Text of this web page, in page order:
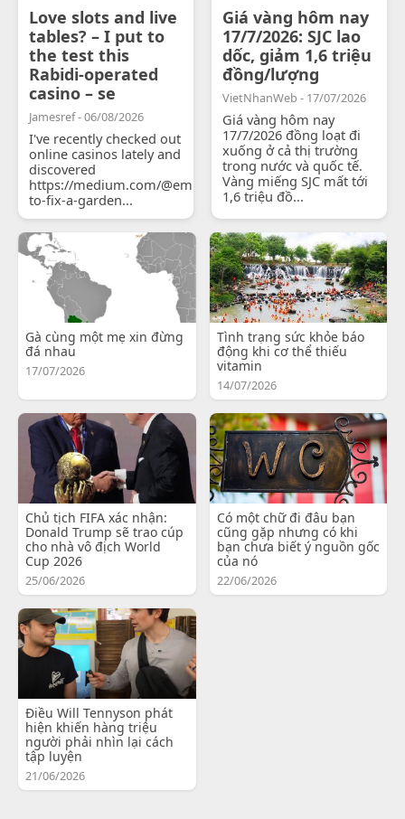
Love slots and live
tables? – I put to
the test this
Rabidi-operated
casino – se
Jamesref - 06/08/2026
I've recently checked out
online casinos lately and
discovered
https://medium.com/@emilyjohnsonready/how-
to-fix-a-garden...
Giá vàng hôm nay
17/7/2026: SJC lao
dốc, giảm 1,6 triệu
đồng/lượng
VietNhanWeb - 17/07/2026
Giá vàng hôm nay
17/7/2026 đồng loạt đi
xuống ở cả thị trường
trong nước và quốc tế.
Vàng miếng SJC mất tới
1,6 triệu đồ...
Gà cùng một mẹ xin đừng
đá nhau
17/07/2026
Tình trạng sức khỏe báo
động khi cơ thể thiếu
vitamin
14/07/2026
Chủ tịch FIFA xác nhận:
Donald Trump sẽ trao cúp
cho nhà vô địch World
Cup 2026
25/06/2026
Có một chữ đi đâu bạn
cũng gặp nhưng có khi
bạn chưa biết ý nguồn gốc
của nó
22/06/2026
Điều Will Tennyson phát
hiện khiến hàng triệu
người phải nhìn lại cách
tập luyện
21/06/2026